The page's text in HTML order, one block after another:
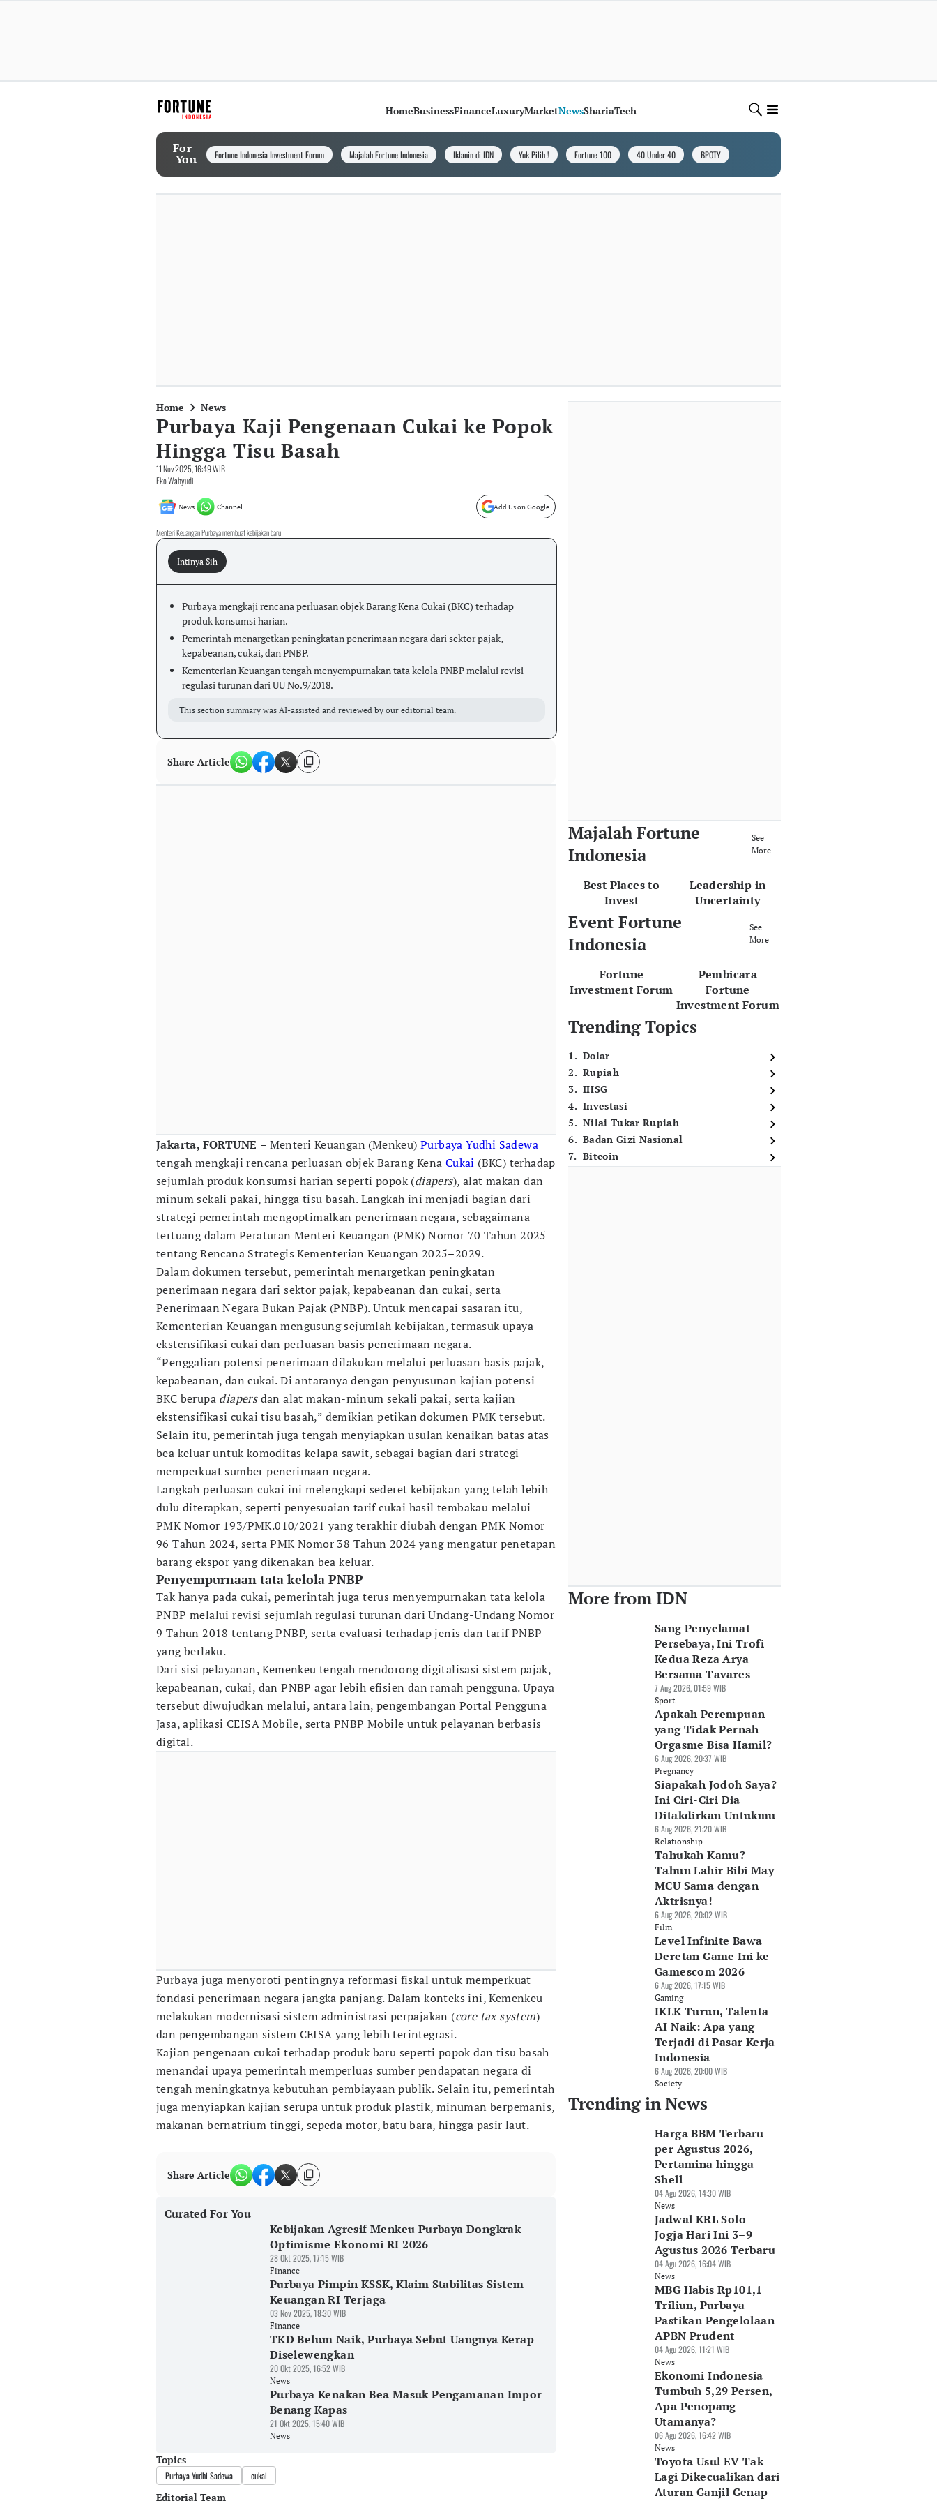
HomeBusinessFinanceLuxuryMarketNewsShariaTech
For
You Fortune Indonesia Investment Forum Majalah Fortune Indonesia Iklanin di IDN Yuk Pilih ! Fortune 100 40 Under 40 BPOTY
Home News
Purbaya Kaji Pengenaan Cukai ke Popok
Hingga Tisu Basah
11 Nov 2025, 16:49 WIB
Eko Wahyudi
News Channel Add Us on Google
Menteri Keuangan Purbaya membuat kebijakan baru
Intinya Sih
Purbaya mengkaji rencana perluasan objek Barang Kena Cukai (BKC) terhadap
produk konsumsi harian.
Pemerintah menargetkan peningkatan penerimaan negara dari sektor pajak,
kepabeanan, cukai, dan PNBP.
Kementerian Keuangan tengah menyempurnakan tata kelola PNBP melalui revisi
regulasi turunan dari UU No.9/2018.
This section summary was AI-assisted and reviewed by our editorial team.
Share Article
Jakarta, FORTUNE – Menteri Keuangan (Menkeu)Purbaya Yudhi Sadewa
tengah mengkaji rencana perluasan objek Barang Kena Cukai (BKC) terhadap
sejumlah produk konsumsi harian seperti popok (diapers), alat makan dan
minum sekali pakai, hingga tisu basah. Langkah ini menjadi bagian dari
strategi pemerintah mengoptimalkan penerimaan negara, sebagaimana
tertuang dalam Peraturan Menteri Keuangan (PMK) Nomor 70 Tahun 2025
tentang Rencana Strategis Kementerian Keuangan 2025–2029.
Dalam dokumen tersebut, pemerintah menargetkan peningkatan
penerimaan negara dari sektor pajak, kepabeanan dan cukai, serta
Penerimaan Negara Bukan Pajak (PNBP). Untuk mencapai sasaran itu,
Kementerian Keuangan mengusung sejumlah kebijakan, termasuk upaya
ekstensifikasi cukai dan perluasan basis penerimaan negara.
“Penggalian potensi penerimaan dilakukan melalui perluasan basis pajak,
kepabeanan, dan cukai. Di antaranya dengan penyusunan kajian potensi
BKC berupa diapersdan alat makan-minum sekali pakai, serta kajian
ekstensifikasi cukai tisu basah,” demikian petikan dokumen PMK tersebut.
Selain itu, pemerintah juga tengah menyiapkan usulan kenaikan batas atas
bea keluar untuk komoditas kelapa sawit, sebagai bagian dari strategi
memperkuat sumber penerimaan negara.
Langkah perluasan cukai ini melengkapi sederet kebijakan yang telah lebih
dulu diterapkan, seperti penyesuaian tarif cukai hasil tembakau melalui
PMK Nomor 193/PMK.010/2021 yang terakhir diubah dengan PMK Nomor
96 Tahun 2024, serta PMK Nomor 38 Tahun 2024 yang mengatur penetapan
barang ekspor yang dikenakan bea keluar.
Penyempurnaan tata kelola PNBP
Tak hanya pada cukai, pemerintah juga terus menyempurnakan tata kelola
PNBP melalui revisi sejumlah regulasi turunan dari Undang-Undang Nomor
9 Tahun 2018 tentang PNBP, serta evaluasi terhadap jenis dan tarif PNBP
yang berlaku.
Dari sisi pelayanan, Kemenkeu tengah mendorong digitalisasi sistem pajak,
kepabeanan, cukai, dan PNBP agar lebih efisien dan ramah pengguna. Upaya
tersebut diwujudkan melalui, antara lain, pengembangan Portal Pengguna
Jasa, aplikasi CEISA Mobile, serta PNBP Mobile untuk pelayanan berbasis
digital.
Purbaya juga menyoroti pentingnya reformasi fiskal untuk memperkuat
fondasi penerimaan negara jangka panjang. Dalam konteks ini, Kemenkeu
melakukan modernisasi sistem administrasi perpajakan (core tax system)
dan pengembangan sistem CEISA yang lebih terintegrasi.
Kajian pengenaan cukai terhadap produk baru seperti popok dan tisu basah
menandai upaya pemerintah memperluas sumber pendapatan negara di
tengah meningkatnya kebutuhan pembiayaan publik. Selain itu, pemerintah
juga menyiapkan kajian serupa untuk produk plastik, minuman berpemanis,
makanan bernatrium tinggi, sepeda motor, batu bara, hingga pasir laut.
Share Article
Curated For You
Kebijakan Agresif Menkeu Purbaya Dongkrak
Optimisme Ekonomi RI 2026
28 Okt 2025, 17:15 WIB
Finance
Purbaya Pimpin KSSK, Klaim Stabilitas Sistem
Keuangan RI Terjaga
03 Nov 2025, 18:30 WIB
Finance
TKD Belum Naik, Purbaya Sebut Uangnya Kerap
Diselewengkan
20 Okt 2025, 16:52 WIB
News
Purbaya Kenakan Bea Masuk Pengamanan Impor
Benang Kapas
21 Okt 2025, 15:40 WIB
News
Topics
Purbaya Yudhi Sadewa cukai
Editorial Team
Majalah Fortune
Indonesia
See
More
Best Places to
Invest
Leadership in
Uncertainty
Event Fortune
Indonesia
See
More
Fortune
Investment Forum
Pembicara
Fortune
Investment Forum
Trending Topics
1. Dolar
2. Rupiah
3. IHSG
4. Investasi
5. Nilai Tukar Rupiah
6. Badan Gizi Nasional
7. Bitcoin
More from IDN
Sang Penyelamat
Persebaya, Ini Trofi
Kedua Reza Arya
Bersama Tavares
7 Aug 2026, 01:59 WIB
Sport
Apakah Perempuan
yang Tidak Pernah
Orgasme Bisa Hamil?
6 Aug 2026, 20:37 WIB
Pregnancy
Siapakah Jodoh Saya?
Ini Ciri-Ciri Dia
Ditakdirkan Untukmu
6 Aug 2026, 21:20 WIB
Relationship
Tahukah Kamu?
Tahun Lahir Bibi May
MCU Sama dengan
Aktrisnya!
6 Aug 2026, 20:02 WIB
Film
Level Infinite Bawa
Deretan Game Ini ke
Gamescom 2026
6 Aug 2026, 17:15 WIB
Gaming
IKLK Turun, Talenta
AI Naik: Apa yang
Terjadi di Pasar Kerja
Indonesia
6 Aug 2026, 20:00 WIB
Society
Trending in News
Harga BBM Terbaru
per Agustus 2026,
Pertamina hingga
Shell
04 Agu 2026, 14:30 WIB
News
Jadwal KRL Solo–
Jogja Hari Ini 3–9
Agustus 2026 Terbaru
04 Agu 2026, 16:04 WIB
News
MBG Habis Rp101,1
Triliun, Purbaya
Pastikan Pengelolaan
APBN Prudent
04 Agu 2026, 11:21 WIB
News
Ekonomi Indonesia
Tumbuh 5,29 Persen,
Apa Penopang
Utamanya?
06 Agu 2026, 16:42 WIB
News
Toyota Usul EV Tak
Lagi Dikecualikan dari
Aturan Ganjil Genap